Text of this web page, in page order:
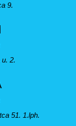
9.
2.
51. 1.lph.